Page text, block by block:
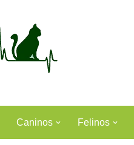
Caninos Felinos